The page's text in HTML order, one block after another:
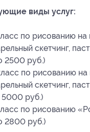
виды услуг:
по рисованию на
скетчинг,
2500 руб.)
по рисованию на
скетчинг,
5000 руб.)
по рисованию
2800 руб.)